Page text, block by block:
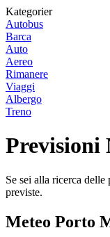
Kategorier
Autobus
Barca
Auto
Aereo
Rimanere
Viaggi
Albergo
Treno
Previsioni
Se sei alla ricerca
previste.
Meteo Porto